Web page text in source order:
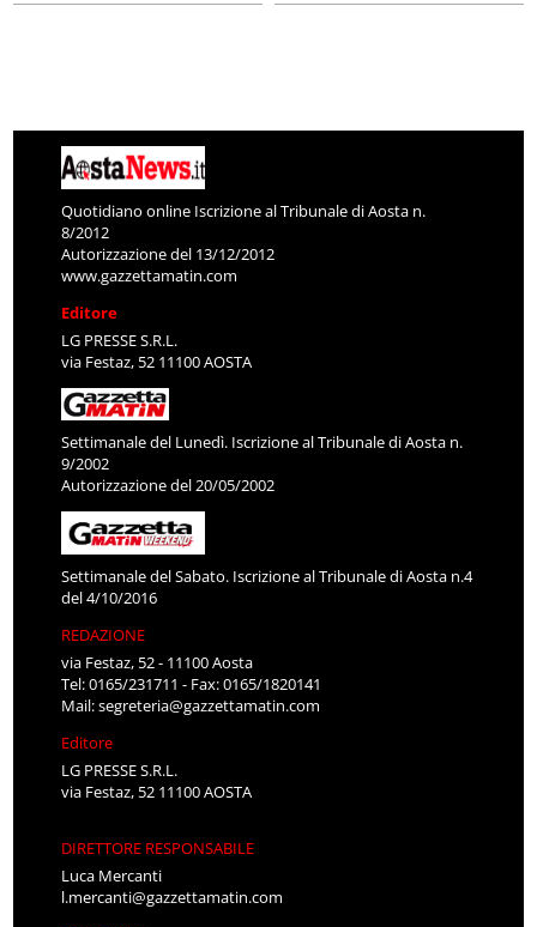
Quotidiano online Iscrizione al Tribunale di Aosta n.
8/2012
Autorizzazione del 13/12/2012
www.gazzettamatin.com
Editore
LG PRESSE S.R.L.
via Festaz, 52 11100 AOSTA
Settimanale del Lunedì. Iscrizione al Tribunale di Aosta n.
9/2002
Autorizzazione del 20/05/2002
Settimanale del Sabato. Iscrizione al Tribunale di Aosta n.4
del 4/10/2016
REDAZIONE
via Festaz, 52 - 11100 Aosta
Tel: 0165/231711 - Fax: 0165/1820141
Mail:segreteria@gazzettamatin.com
Editore
LG PRESSE S.R.L.
via Festaz, 52 11100 AOSTA
DIRETTORE RESPONSABILE
Luca Mercanti
l.mercanti@gazzettamatin.com